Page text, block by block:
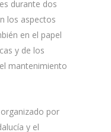
durante dos
los aspectos
en el papel
y de los
mantenimiento
por
y el